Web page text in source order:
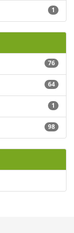
1
76
64
1
98